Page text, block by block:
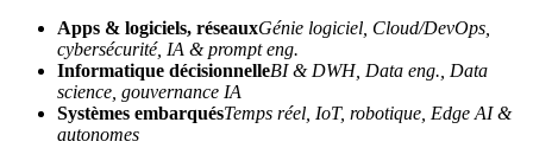
Apps & logiciels, réseauxGénie logiciel, Cloud/DevOps,
cybersécurité, IA & prompt eng.
Informatique décisionnelleBI & DWH, Data eng., Data
science, gouvernance IA
Systèmes embarquésTemps réel, IoT, robotique, Edge AI &
autonomes